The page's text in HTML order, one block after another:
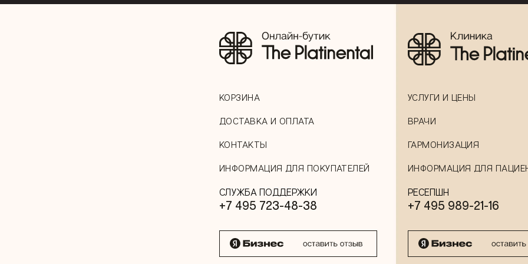
КОРЗИНА
ДОСТАВКА И ОПЛАТА
КОНТАКТЫ
ИНФОРМАЦИЯ ДЛЯ ПОКУПАТЕЛЕЙ
СЛУЖБА ПОДДЕРЖКИ
+7 495 723-48-38
УСЛУГИ И ЦЕНЫ
ВРАЧИ
ГАРМОНИЗАЦИЯ
ИНФОРМАЦИЯ ДЛЯ
РЕСЕПШН
+7 495 989-21-16